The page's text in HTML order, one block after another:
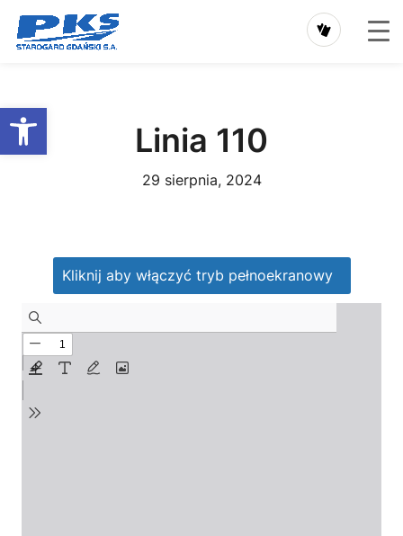
Otwórz pasek narzędzi
treści
Linia 110
29 sierpnia, 2024
Kliknij aby włączyć tryb pełnoekranowy